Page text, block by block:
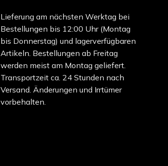
Lieferung am nächsten Werktag bei
Bestellungen bis 12:00 Uhr (Montag
bis Donnerstag) und lagerverfügbaren
Artikeln. Bestellungen ab Freitag
werden meist am Montag geliefert.
Transportzeit ca. 24 Stunden nach
Versand. Änderungen und Irrtümer
vorbehalten.